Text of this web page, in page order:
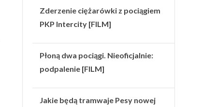
Zderzenie ciężarówki z pociągiem
PKP Intercity [FILM]
Płoną dwa pociągi. Nieoficjalnie:
podpalenie [FILM]
Jakie będą tramwaje Pesy nowej